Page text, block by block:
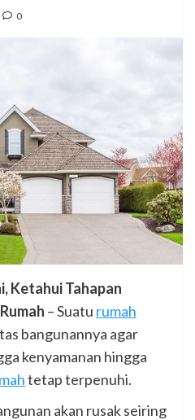
0
Ketahui Tahapan
– Suatu rumah
bangunannya agar
kenyamanan hingga
tetap terpenuhi.
akan rusak seiring